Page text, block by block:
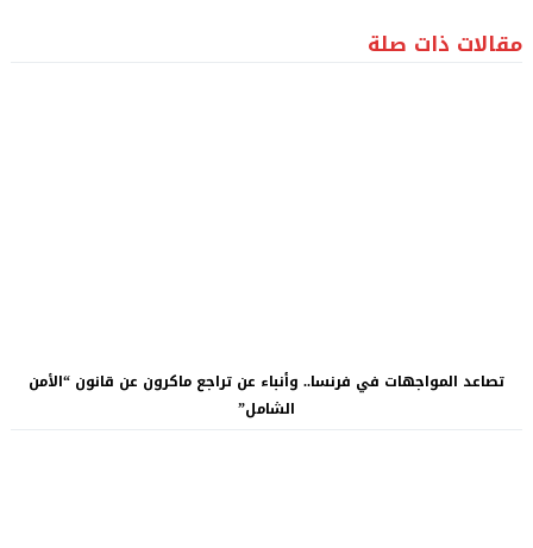
مقالات ذات صلة
تصاعد المواجهات في فرنسا.. وأنباء عن تراجع ماكرون عن قانون “الأمن
الشامل”